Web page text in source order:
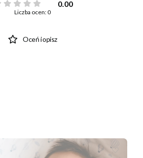
0.00
Liczba ocen: 0
Oceń i opisz